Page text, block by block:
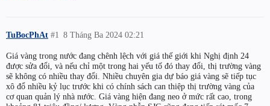
TuBocPhAt 8 Tháng Ba 2024 02:21
#1
Giá vàng trong nước đang chênh lệch với giá thế giới khi Nghị định 24
được sửa đổi, và nếu chỉ một trong hai yếu tố đó thay đổi, thị trường vàng
sẽ không có nhiều thay đổi. Nhiều chuyên gia dự báo giá vàng sẽ tiếp tục
xô đổ nhiều kỷ lục trước khi có chính sách can thiệp thị trường vàng của
cơ quan quản lý nhà nước. Giá vàng hiện đang neo ở mức rất cao, trong